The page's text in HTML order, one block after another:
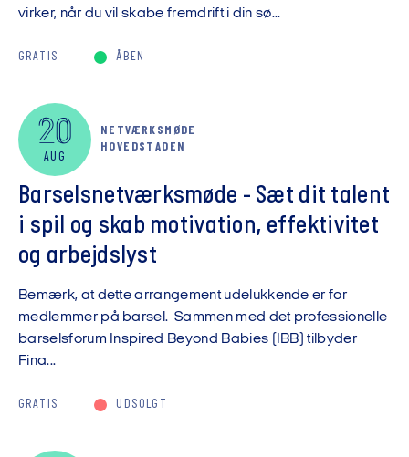
virker, når du vil skabe fremdrift i din sø...
GRATIS ÅBEN
20
AUG
NETVÆRKSMØDE
HOVEDSTADEN
Barselsnetværksmøde - Sæt dit talent
i spil og skab motivation, effektivitet
og arbejdslyst
Bemærk, at dette arrangement udelukkende er for
medlemmer på barsel. Sammen med det professionelle
barselsforum Inspired Beyond Babies (IBB) tilbyder
Fina...
GRATIS UDSOLGT